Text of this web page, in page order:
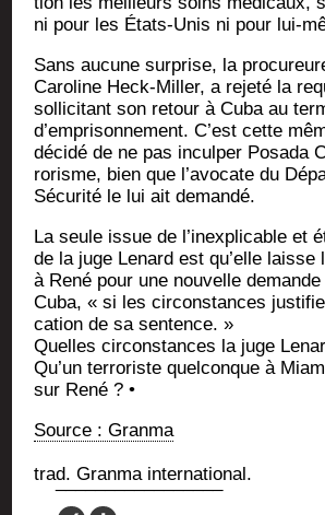
ni pour les États-Unis ni pour lui-
Sans aucune sur­prise, la
Caro­line Heck-Mil­ler, a reje­té la
sol­li­ci­tant son retour à Cuba au
d’emprisonnement. C’est cette
déci­dé de ne pas incul­per Posa­da
ro­risme, bien que l’avocate du
Sécu­ri­té le lui ait demandé.
La seule issue de l’inexplicable et
de la juge Lenard est qu’elle laisse
à René pour une nou­velle
Cuba, « si les cir­cons­tances
ca­tion de sa sentence. »
Quelles cir­cons­tances la juge
Qu’un ter­ro­riste quel­conque à
sur René ? •
Source : Granma
trad. Gran­ma international.